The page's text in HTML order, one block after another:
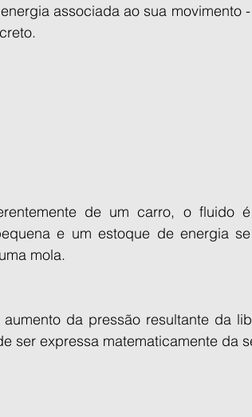
associada ao sua movimento
de um carro, o fluido
e um estoque de energia
mola.
da pressão resultante da
ser expressa matematicamente da